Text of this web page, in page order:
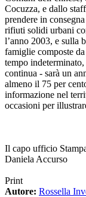
Cocuzza, e dallo
prendere in
rifiuti solidi urbani
l’anno 2003, e sulla
famiglie composte
tempo
continua - sarà un
almeno il 75 per
informazione nel
occasioni per
Il capo ufficio
Daniela Accurso
Print
Autore: Rossella